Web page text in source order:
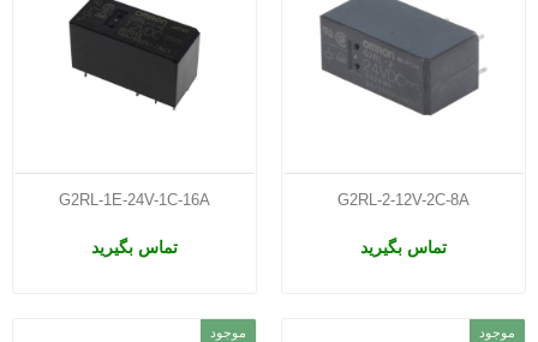
G2RL-2-12V-2C-8A
تماس بگیرید
G2RL-1E-24V-1C-16A
تماس بگیرید
موجود موجود